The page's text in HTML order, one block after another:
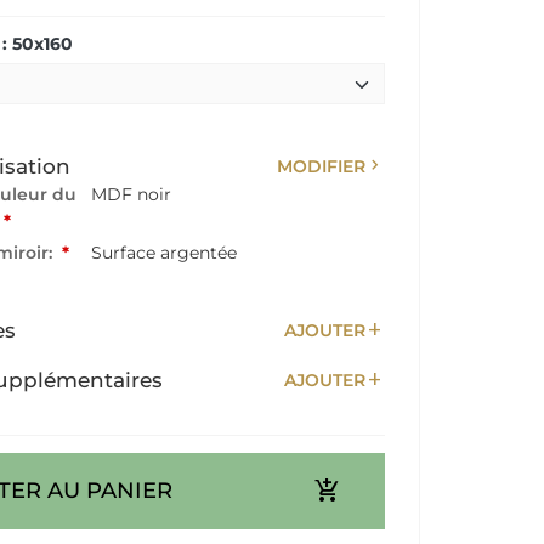
50x160
MODIFIER chevron_right
du
*
MDF noir
* Surface argentée
AJOUTERadd
AJOUTERadd
AU PANIER add_shopping_cart